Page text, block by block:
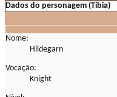
Dados do personagem (Tibia)
Nome:
Hildegarn
Vocação:
Knight